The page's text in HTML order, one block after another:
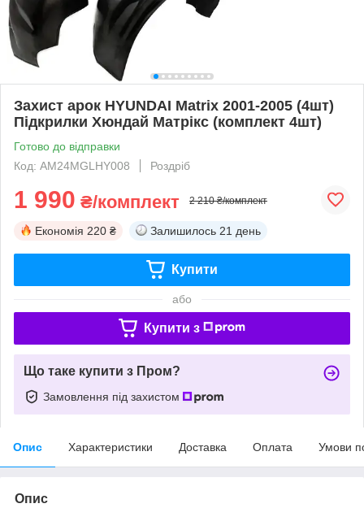
Захист арок HYUNDAI Matrix 2001-2005 (4шт)
Підкрилки Хюндай Матрікс (комплект 4шт)
Готово до відправки
Код: AM24MGLHY008
Роздріб
1 990 ₴/комплект 2 210 ₴/комплект
Економія 220 ₴ Залишилось 21 день
Купити
або
Купити з
Що таке купити з Пром?
Замовлення під захистом
Опис Характеристики Доставка Оплата Умови
Опис